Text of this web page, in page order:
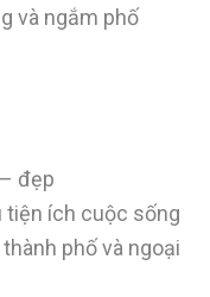
và ngắm phố
đẹp
tiện ích cuộc sống
phố và ngoại